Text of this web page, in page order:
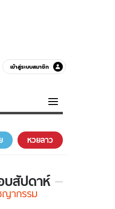
เข้าสู่ระบบสมาชิก
บตัว หวยลาว
บสัปดาห์
ญากรรม